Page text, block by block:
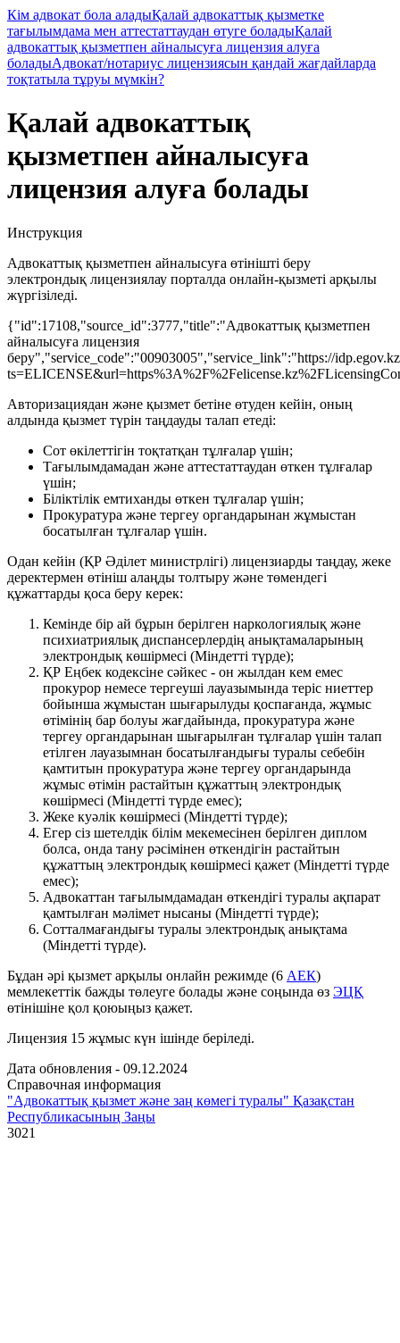
Кім адвокат бола аладыҚалай адвокаттық қызметке
тағылымдама мен аттестаттаудан өтуге боладыҚалай
адвокаттық қызметпен айналысуға лицензия алуға
боладыАдвокат/нотариус лицензиясын қандай жағдайларда
тоқтатыла тұруы мүмкін?
Қалай адвокаттық
қызметпен айналысуға
лицензия алуға болады
Инструкция
Адвокаттық қызметпен айналысуға өтінішті беру
электрондық лицензиялау порталда онлайн-қызметі арқылы
жүргізіледі.
{"id":17108,"source_id":3777,"title":"Адвокаттық қызметпен
айналысуға лицензия
беру","service_code":"00903005","service_link":"https://
Авторизациядан және қызмет бетіне өтуден кейін, оның
алдында қызмет түрін таңдауды талап етеді:
Сот өкілеттігін тоқтатқан тұлғалар үшін;
Тағылымдамадан және аттестаттаудан өткен тұлғалар
үшін;
Біліктілік емтиханды өткен тұлғалар үшін;
Прокуратура және тергеу органдарынан жұмыстан
босатылған тұлғалар үшін.
Одан кейін (ҚР Әділет министрлігі) лицензиарды таңдау, жеке
деректермен өтініш алаңды толтыру және төмендегі
құжаттарды қоса беру керек:
Кемінде бір ай бұрын берілген наркологиялық және
психиатриялық диспансерлердің анықтамаларының
электрондық көшірмесі (Міндетті түрде);
ҚР Еңбек кодексіне сәйкес - он жылдан кем емес
прокурор немесе тергеуші лауазымында теріс ниеттер
бойынша жұмыстан шығарылуды қоспағанда, жұмыс
өтімінің бар болуы жағдайында, прокуратура және
тергеу органдарынан шығарылған тұлғалар үшін талап
етілген лауазымнан босатылғандығы туралы себебін
қамтитын прокуратура және тергеу органдарында
жұмыс өтімін растайтын құжаттың электрондық
көшірмесі (Міндетті түрде емес);
Жеке куәлік көшірмесі (Міндетті түрде);
Егер сіз шетелдік білім мекемесінен берілген диплом
болса, онда тану рәсімінен өткендігін растайтын
құжаттың электрондық көшірмесі қажет (Міндетті түрде
емес);
Адвокаттан тағылымдамадан өткендігі туралы ақпарат
қамтылған мәлімет нысаны (Міндетті түрде);
Сотталмағандығы туралы электрондық анықтама
(Міндетті түрде).
Бұдан әрі қызмет арқылы онлайн режимде (6 АЕК)
мемлекеттік бажды төлеуге болады және соңында өз ЭЦҚ
өтінішіне қол қоюыңыз қажет.
Лицензия 15 жұмыс күн ішінде беріледі.
Дата обновления - 09.12.2024
Справочная информация
"Адвокаттық қызмет және заң көмегі туралы" Қазақстан
Республикасының Заңы
3021